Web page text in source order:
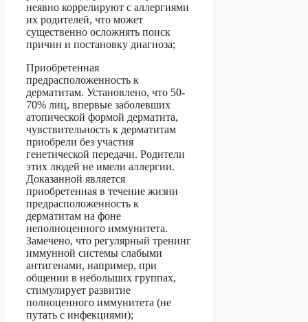
неявно коррелируют с аллергиями
их родителей, что может
существенно осложнять поиск
причин и постановку диагноза;
Приобретенная
предрасположенность к
дерматитам. Установлено, что 50-
70% лиц, впервые заболевших
атопической формой дерматита,
чувствительность к дерматитам
приобрели без участия
генетической передачи. Родители
этих людей не имели аллергии.
Доказанной является
приобретенная в течение жизни
предрасположенность к
дерматитам на фоне
неполноценного иммунитета.
Замечено, что регулярный тренинг
иммунной системы слабыми
антигенами, например, при
общении в небольших группах,
стимулирует развитие
полноценного иммунитета (не
путать с инфекциями);